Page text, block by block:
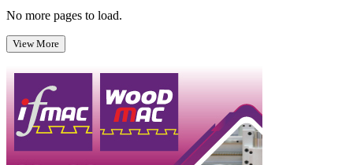
No more pages to load.
View More